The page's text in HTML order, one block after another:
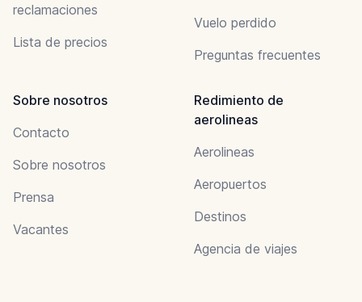
reclamaciones
Lista de precios
Vuelo perdido
Preguntas frecuentes
Sobre nosotros
Contacto
Sobre nosotros
Prensa
Vacantes
Redimiento de
aerolineas
Aerolineas
Aeropuertos
Destinos
Agencia de viajes